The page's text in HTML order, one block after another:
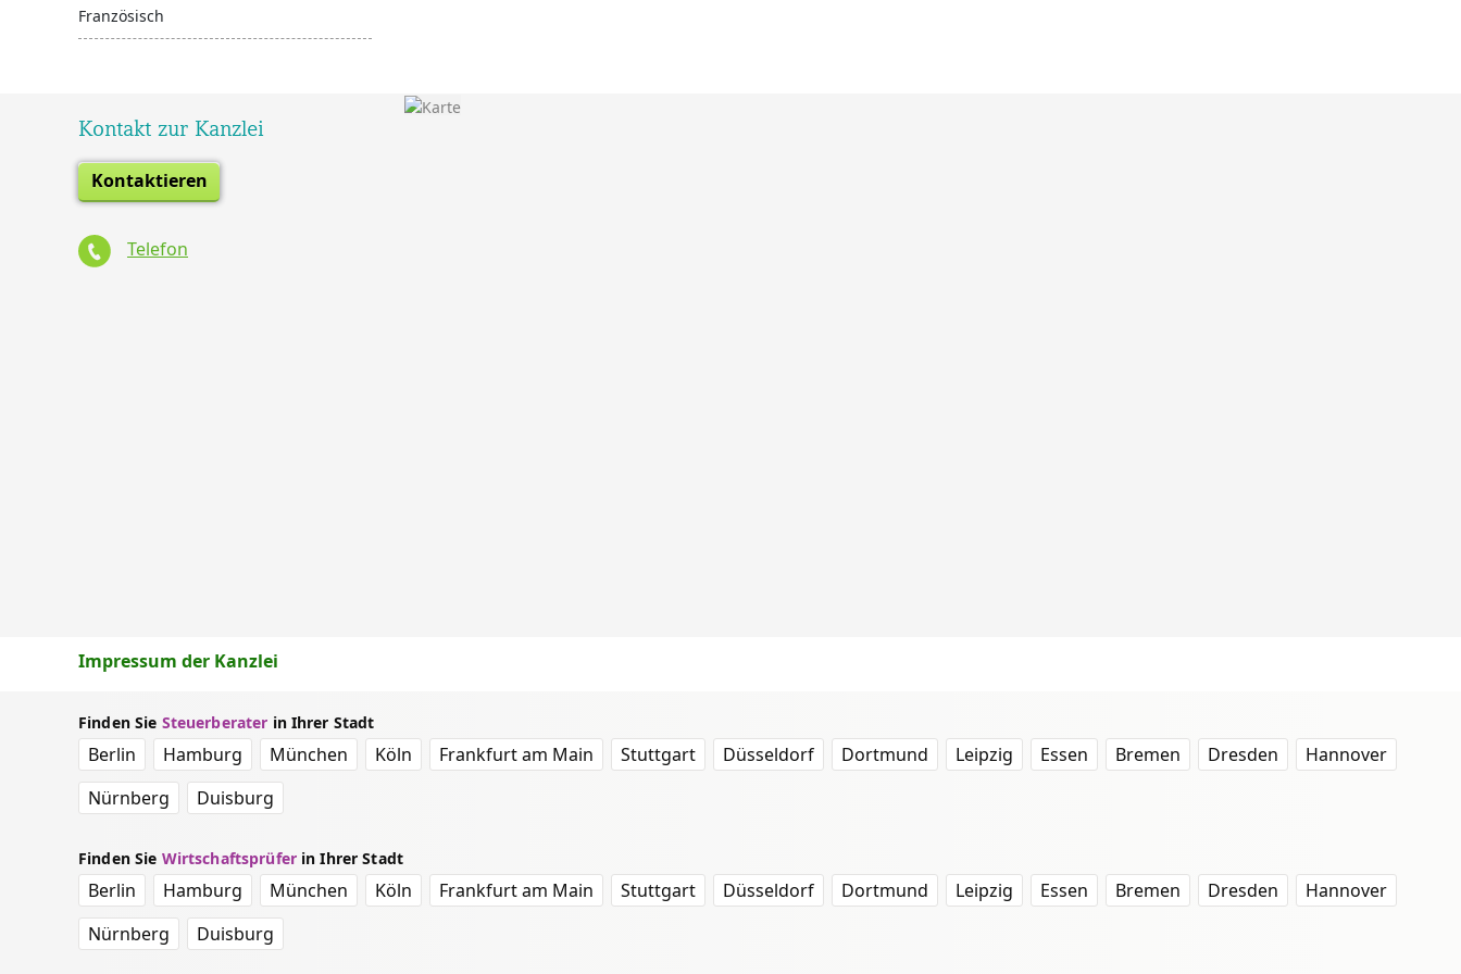
Französisch
Kontakt zur Kanzlei
Kontaktieren
Telefon
Impressum der Kanzlei
Finden Sie Steuerberater in Ihrer Stadt
Berlin Hamburg München Köln Frankfurt am Main Stuttgart Düsseldorf Dortmund Leipzig Essen Bremen Dresden
Hannover
Nürnberg
Duisburg
Finden Sie Wirtschaftsprüferin Ihrer Stadt
Berlin Hamburg München Köln Frankfurt am Main Stuttgart Düsseldorf Dortmund Leipzig Essen Bremen Dresden
Hannover
Nürnberg
Duisburg